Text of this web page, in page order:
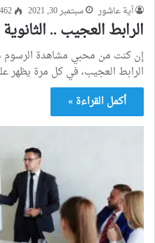
آية عاشور سبتمبر 30, 2021 462
الرابط العجيب .. الثانوية
إن كنت من محبي مشاهدة الرسوم
الرابط العجيب، في كل مرة يظهر
أكمل القراءة »